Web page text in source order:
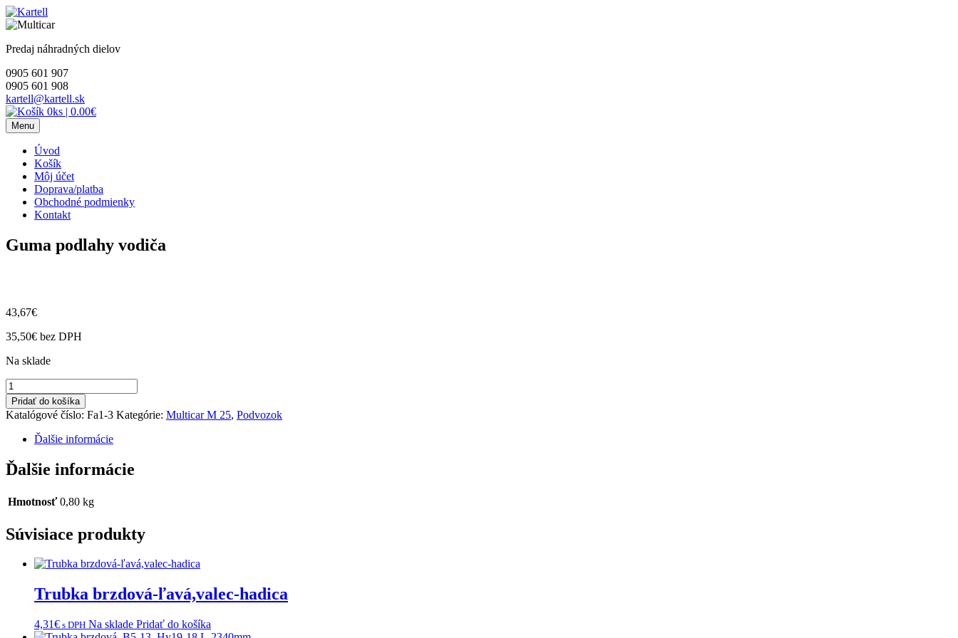
Skip
to
Predaj náhradných dielov
0905 601 907
0905 601 908
kartell@kartell.sk
0ks | 0.00€
Menu
Úvod
Košík
Môj účet
Doprava/platba
Obchodné podmienky
Kontakt
Guma podlahy vodiča
43,67€
35,50€ bez DPH
Na sklade
množstvo
Guma
podlahy
vodiča
Pridať do košíka
Katalógové číslo: Fa1-3 Kategórie: Multicar M 25, Podvozok
Ďalšie informácie
Ďalšie informácie
Hmotnosť 0,80 kg
Súvisiace produkty
Trubka brzdová-ľavá,valec-hadica
4,31€ s DPH Na sklade Pridať do košíka